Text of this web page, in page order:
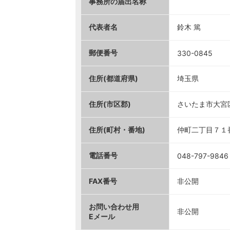
代表者名 鈴木 篤
郵便番号 330-0845
住所(都道府県) 埼玉県
住所(市区郡) さいたま市大宮
住所(町村・番地) 仲町二丁目７
電話番号 048-797-9846
FAX番号 非公開
お問い合わせ用
Eメール
非公開